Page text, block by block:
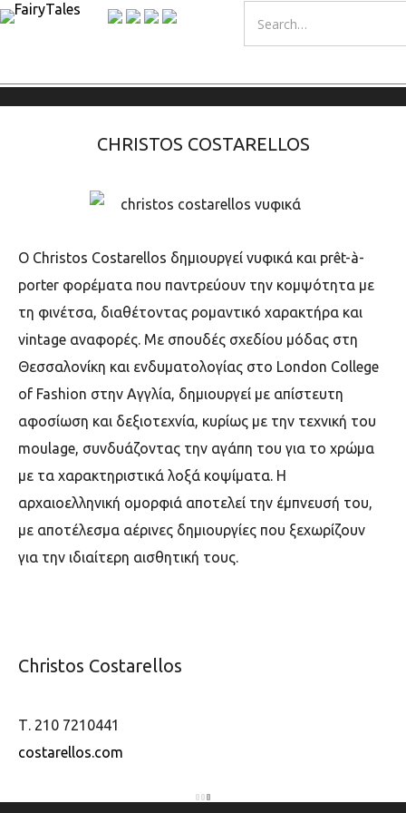
CHRISTOS COSTARELLOS
Ο Christos Costarellos δημιουργεί νυφικά και prêt-à-
porter φορέματα που παντρεύουν την κομψότητα με
τη φινέτσα, διαθέτοντας ρομαντικό χαρακτήρα και
vintage αναφορές. Με σπουδές σχεδίου µόδας στη
Θεσσαλονίκη και ενδυµατολογίας στο London College
of Fashion στην Αγγλία, δημιουργεί με απίστευτη
αφοσίωση και δεξιοτεχνία, κυρίως με την τεχνική του
moulage, συνδυάζοντας την αγάπη του για το χρώµα
µε τα χαρακτηριστικά λοξά κοψίµατα. Η
αρχαιοελληνική ομορφιά αποτελεί την έμπνευσή του,
με αποτέλεσμα αέρινες δημιουργίες που ξεχωρίζουν
για την ιδιαίτερη αισθητική τους.
Christos Costarellos
Τ. 210 7210441
costarellos.com